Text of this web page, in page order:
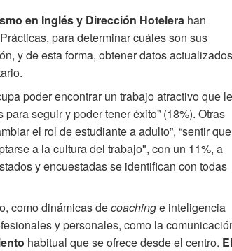
en Inglés y Dirección Hotelera han
para determinar cuáles son sus
y de esta forma, obtener datos actualizados
poder encontrar un trabajo atractivo que
seguir y poder tener éxito” (18%). Otras
el rol de estudiante a adulto”, “sentir que
a la cultura del trabajo", con un 11%, a
y encuestadas se identifican con todas
como dinámicas decoachinge inteligencia
y personales, como la
habitual que se ofrece desde el centro. El